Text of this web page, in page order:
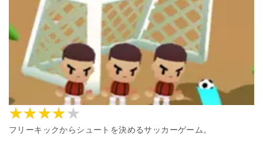
フリーキックからシュートを決めるサッカーゲーム。